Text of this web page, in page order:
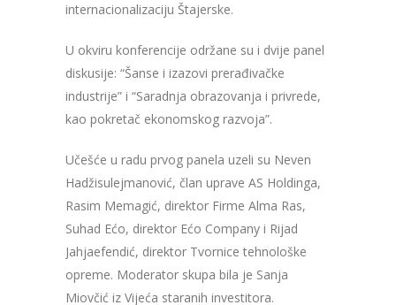
internacionalizaciju Štajerske.
U okviru konferencije održane su i dvije panel
diskusije: “Šanse i izazovi prerađivačke
industrije” i “Saradnja obrazovanja i privrede,
kao pokretač ekonomskog razvoja”.
Učešće u radu prvog panela uzeli su Neven
Hadžisulejmanović, član uprave AS Holdinga,
Rasim Memagić, direktor Firme Alma Ras,
Suhad Ećo, direktor Ećo Company i Rijad
Jahjaefendić, direktor Tvornice tehnološke
opreme. Moderator skupa bila je Sanja
Miovčić iz Vijeća staranih investitora.